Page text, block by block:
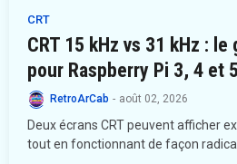
CRT
CRT 15 kHz vs 31 kHz :
pour Raspberry Pi 3, 4 et 5
RetroArCab - août 02, 2026
Deux écrans CRT peuvent afficher
tout en fonctionnant de façon